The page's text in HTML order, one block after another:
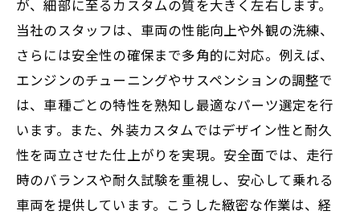
が、細部に至るカスタムの質を大きく左右します。
当社のスタッフは、車両の性能向上や外観の洗練、
さらには安全性の確保まで多角的に対応。例えば、
エンジンのチューニングやサスペンションの調整で
は、車種ごとの特性を熟知し最適なパーツ選定を行
います。また、外装カスタムではデザイン性と耐久
性を両立させた仕上がりを実現。安全面では、走行
時のバランスや耐久試験を重視し、安心して乗れる
車両を提供しています。こうした緻密な作業は、経